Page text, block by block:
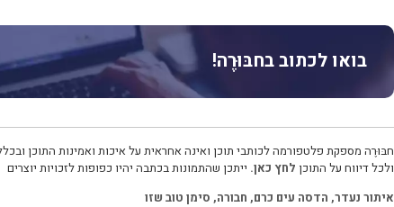
בואו לכתוב בחבּוּרֶה!
חבּוּרֶה מספקת פלטפורמה לכותבי תוכן ואינה אחראית על איכות ואמינות התוכן
ולכל דיווח על התוכן לחץ כאן. ייתכן שהתמונות בכתבה יהיו כפופות לזכויות יוצרים
איתור נעדר, הדסה עים כרם, חבורה, סימן טוב שזו